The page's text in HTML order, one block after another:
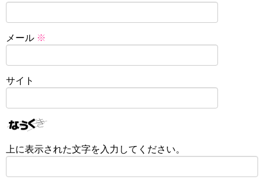
メール ※
サイト
上に表示された文字を入力してください。